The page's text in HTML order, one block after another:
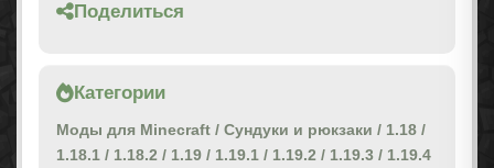
Поделиться
Категории
Моды для Minecraft / Сундуки и рюкзаки / 1.18 /
1.18.1 / 1.18.2 / 1.19 / 1.19.1 / 1.19.2 / 1.19.3 / 1.19.4